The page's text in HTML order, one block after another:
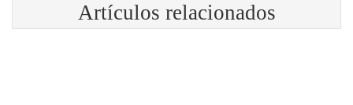
Artículos relacionados